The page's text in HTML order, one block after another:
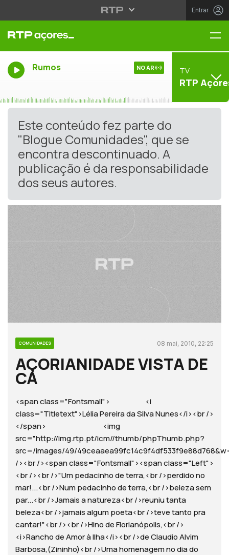
Entrar
Rumos NO AR TV
RTP
Este conteúdo fez parte do
"Blogue Comunidades", que se
encontra descontinuado. A
publicação é da responsabilidade
dos seus autores.
COMUNIDADES 08 mai, 2010, 22:25
AÇORIANIDADE VISTA DE
CÁ
<span class="Fontsmall"> <i
class="Titletext">Lélia Pereira da Silva Nunes</i><br />
</span> <img
src="http://img.rtp.pt/icm//thumb/phpThumb.php?
src=/images/49/
/><br /><span class="Fontsmall"><span class="Left">
<br /><br />"Um pedacinho de terra,<br />perdido no
mar!...<br />Num pedacinho de terra,<br />beleza sem
par...<br />Jamais a natureza<br />reuniu tanta
beleza<br />jamais algum poeta<br />teve tanto pra
cantar!"<br /><br />Hino de Florianópolis,<br />
<i>Rancho de Amor à Ilha</i><br />de Claudio Alvim
Barbosa,(Zininho)<br />Uma homenagem no dia do